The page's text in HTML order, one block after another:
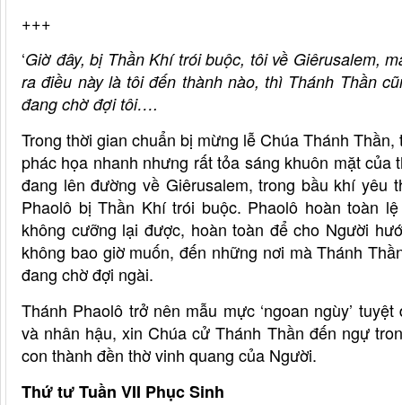
+++
‘Giờ đây, bị Thần Khí trói buộc, tôi về Giêrusalem,
ra điều này là tôi đến thành nào, thì Thánh Thần
đang chờ đợi tôi….
Trong thời gian chuẩn bị mừng lễ Chúa Thánh
phác họa nhanh nhưng rất tỏa sáng khuôn mặt
đang lên đường về Giêrusalem, trong bầu khí yêu
Phaolô bị Thần Khí trói buộc. Phaolô hoàn toàn
không cưỡng lại được, hoàn toàn để cho Người
không bao giờ muốn, đến những nơi mà Thánh
đang chờ đợi ngài.
Thánh Phaolô trở nên mẫu mực ‘ngoan ngùy’
và nhân hậu, xin Chúa cử Thánh Thần đến ngự
con thành đền thờ vinh quang của Người.
Thứ tư Tuần VII Phục Sinh